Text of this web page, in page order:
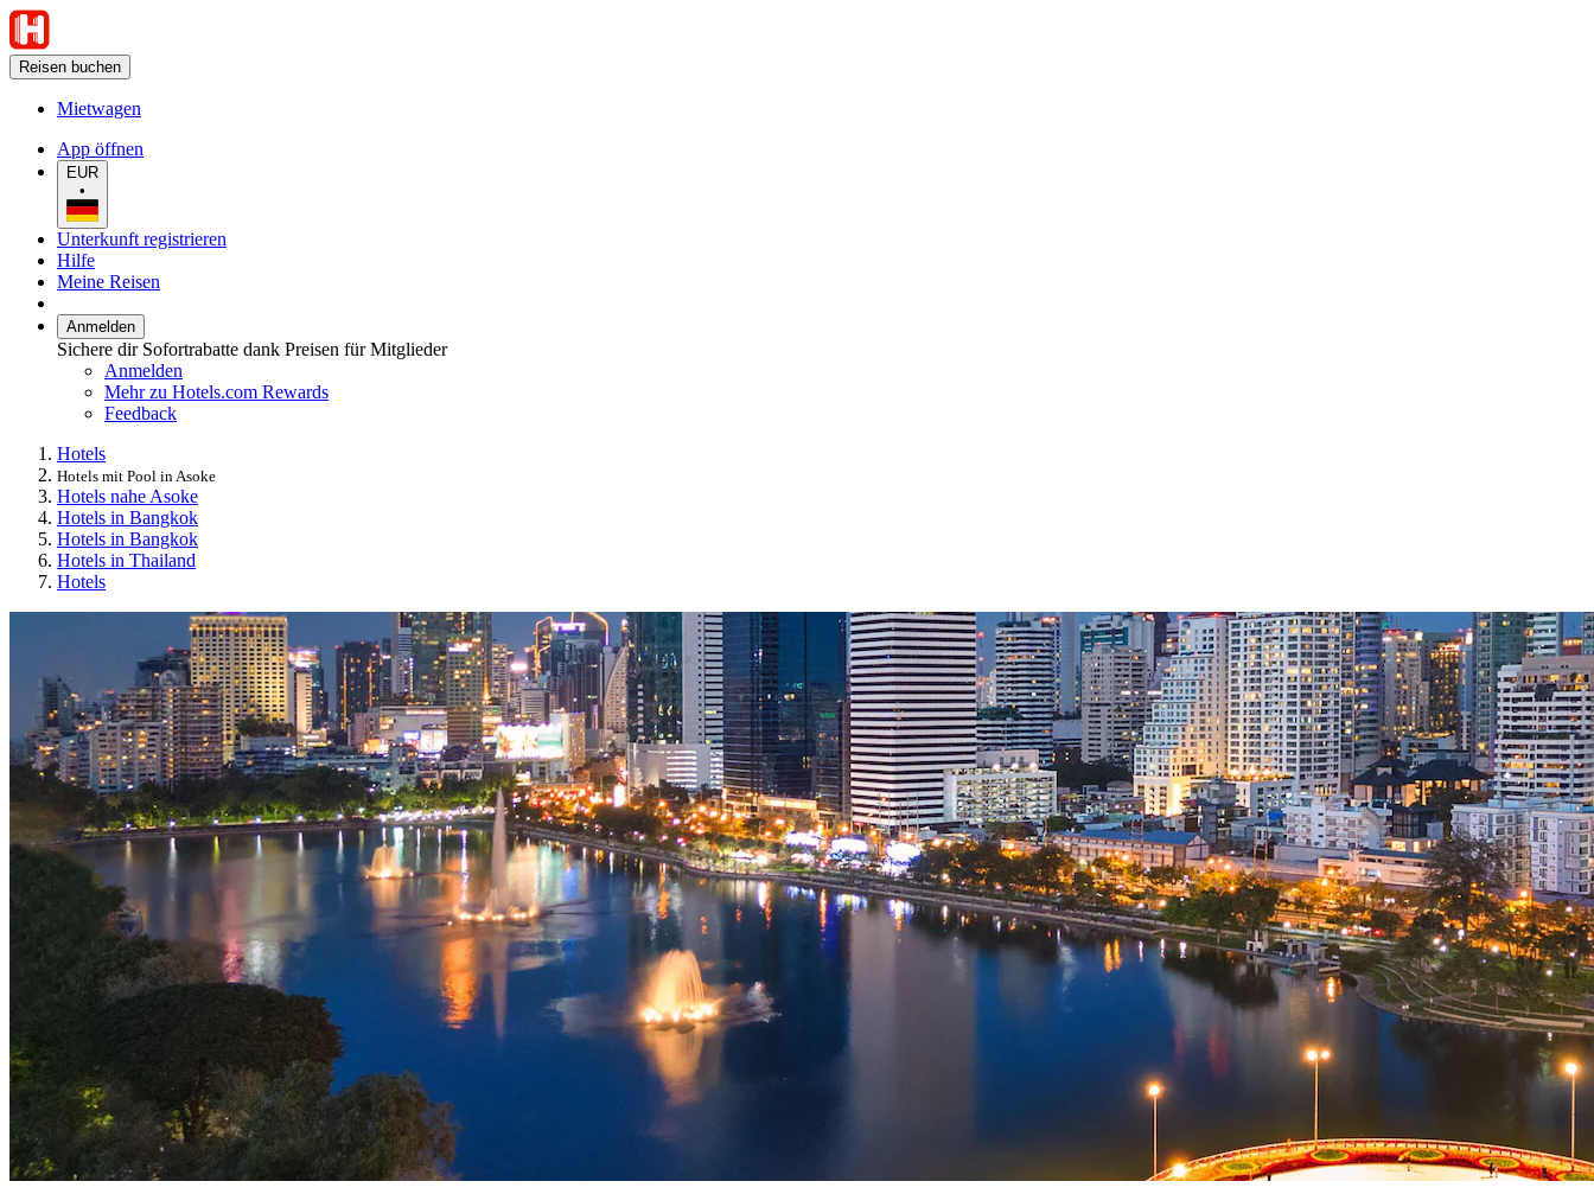
Reisen buchen
Mietwagen
App öffnen
EUR
•
Unterkunft registrieren
Hilfe
Meine Reisen
Anmelden
Sichere dir Sofortrabatte dank Preisen für Mitglieder
Anmelden
Mehr zu Hotels.com Rewards
Feedback
Hotels
Hotels mit Pool in Asoke
Hotels nahe Asoke
Hotels in Bangkok
Hotels in Bangkok
Hotels in Thailand
Hotels